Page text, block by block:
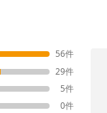
56件
29件
5件
0件